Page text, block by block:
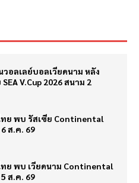
อลเลย์บอลเวียดนาม หลัง
V.Cup 2026 สนาม 2
ย พบ รัสเซีย Continental
ส.ค. 69
ย พบ เวียดนาม Continental
ส.ค. 69